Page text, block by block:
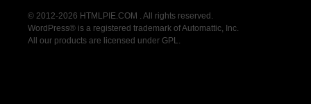
© 2012-2026 HTMLPIE.COM . All rights reserved.
WordPress® is a registered trademark of Automattic, Inc.
All our products are licensed under GPL.